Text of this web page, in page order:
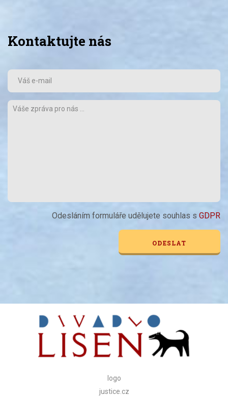
Kontaktujte nás
Odesláním formuláře udělujete souhlas s GDPR
logo
justice.cz